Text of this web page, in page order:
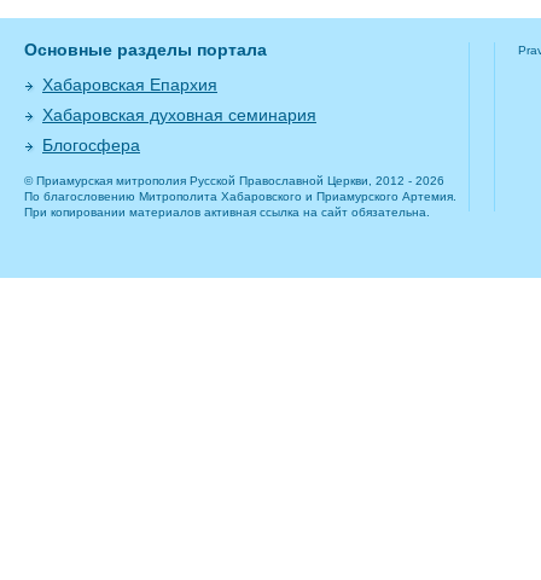
Основные разделы портала
Хабаровская Епархия
Хабаровская духовная семинария
Блогосфера
© Приамурская митрополия Русской Православной Церкви, 2012 - 2026
По благословению Митрополита Хабаровского и Приамурского Артемия.
При копировании материалов активная ссылка на сайт обязательна.